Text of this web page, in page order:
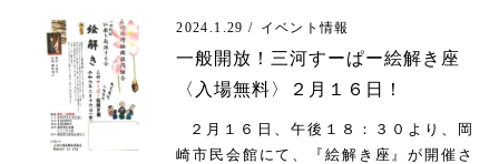
2024.1.29 / イベント情報
一般開放！三河すーぱー絵解き座
〈入場無料〉２月１６日！
２月１６日、午後１８：３０より、岡
崎市民会館にて、『絵解き座』が開催さ